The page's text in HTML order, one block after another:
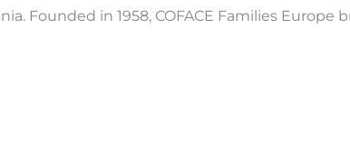
Founded in 1958, COFACE Families Europe